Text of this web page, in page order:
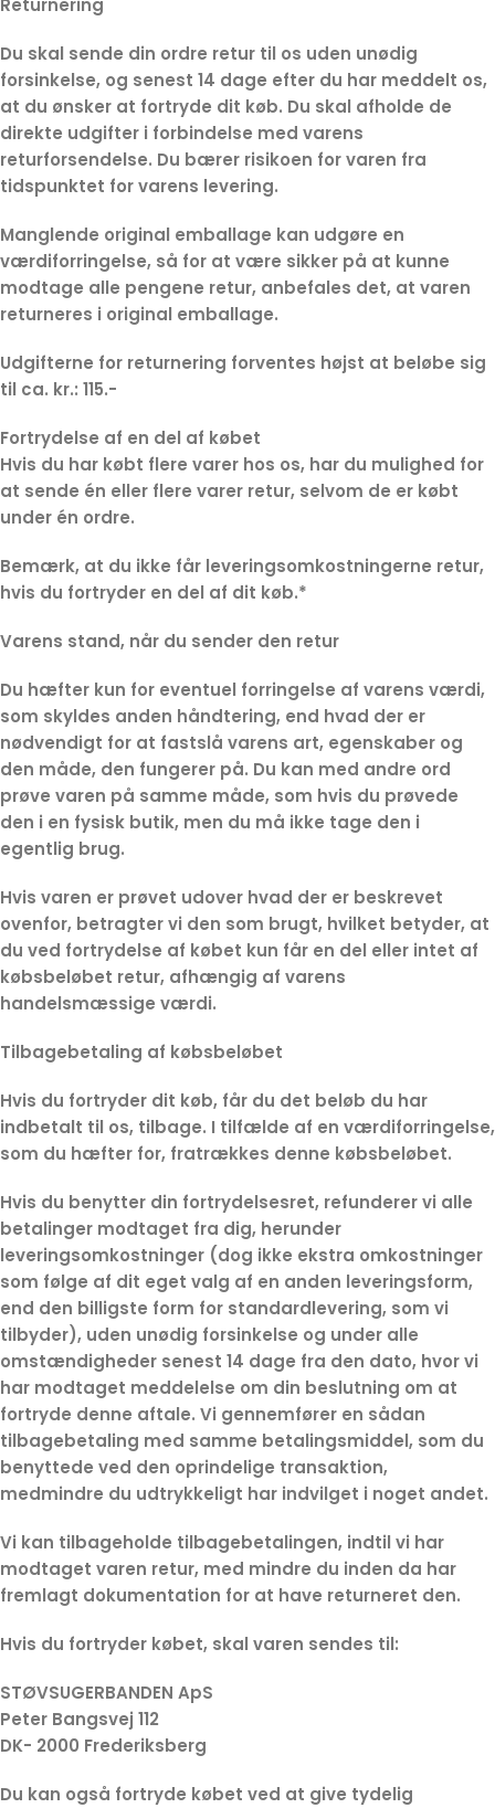
Returnering
Du skal sende din ordre retur til os uden unødig
forsinkelse, og senest 14 dage efter du har meddelt os,
at du ønsker at fortryde dit køb. Du skal afholde de
direkte udgifter i forbindelse med varens
returforsendelse. Du bærer risikoen for varen fra
tidspunktet for varens levering.
Manglende original emballage kan udgøre en
værdiforringelse, så for at være sikker på at kunne
modtage alle pengene retur, anbefales det, at varen
returneres i original emballage.
Udgifterne for returnering forventes højst at beløbe sig
til ca. kr.: 115.-
Fortrydelse af en del af købet
Hvis du har købt flere varer hos os, har du mulighed for
at sende én eller flere varer retur, selvom de er købt
under én ordre.
Bemærk, at du ikke får leveringsomkostningerne retur,
hvis du fortryder en del af dit køb.*
Varens stand, når du sender den retur
Du hæfter kun for eventuel forringelse af varens værdi,
som skyldes anden håndtering, end hvad der er
nødvendigt for at fastslå varens art, egenskaber og
den måde, den fungerer på. Du kan med andre ord
prøve varen på samme måde, som hvis du prøvede
den i en fysisk butik, men du må ikke tage den i
egentlig brug.
Hvis varen er prøvet udover hvad der er beskrevet
ovenfor, betragter vi den som brugt, hvilket betyder, at
du ved fortrydelse af købet kun får en del eller intet af
købsbeløbet retur, afhængig af varens
handelsmæssige værdi.
Tilbagebetaling af købsbeløbet
Hvis du fortryder dit køb, får du det beløb du har
indbetalt til os, tilbage. I tilfælde af en værdiforringelse,
som du hæfter for, fratrækkes denne købsbeløbet.
Hvis du benytter din fortrydelsesret, refunderer vi alle
betalinger modtaget fra dig, herunder
leveringsomkostninger (dog ikke ekstra omkostninger
som følge af dit eget valg af en anden leveringsform,
end den billigste form for standardlevering, som vi
tilbyder), uden unødig forsinkelse og under alle
omstændigheder senest 14 dage fra den dato, hvor vi
har modtaget meddelelse om din beslutning om at
fortryde denne aftale. Vi gennemfører en sådan
tilbagebetaling med samme betalingsmiddel, som du
benyttede ved den oprindelige transaktion,
medmindre du udtrykkeligt har indvilget i noget andet.
Vi kan tilbageholde tilbagebetalingen, indtil vi har
modtaget varen retur, med mindre du inden da har
fremlagt dokumentation for at have returneret den.
Hvis du fortryder købet, skal varen sendes til:
STØVSUGERBANDEN ApS
Peter Bangsvej 112
DK- 2000 Frederiksberg
Du kan også fortryde købet ved at give tydelig